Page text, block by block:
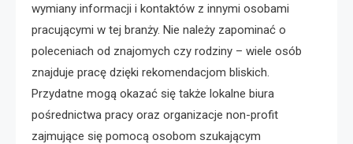
wymiany informacji i kontaktów z innymi osobami
pracującymi w tej branży. Nie należy zapominać o
poleceniach od znajomych czy rodziny – wiele osób
znajduje pracę dzięki rekomendacjom bliskich.
Przydatne mogą okazać się także lokalne biura
pośrednictwa pracy oraz organizacje non-profit
zajmujące się pomocą osobom szukającym